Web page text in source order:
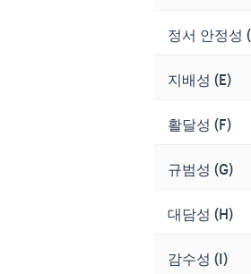
정서 안정성
지배성 (E)
활달성 (F)
규범성 (G)
대담성 (H)
감수성 (I)